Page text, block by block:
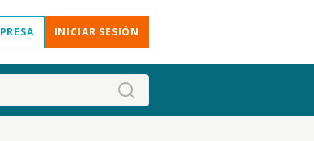
INICIAR SESIÓN